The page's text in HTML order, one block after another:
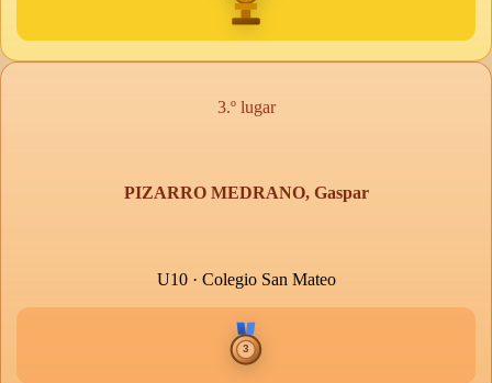
3.º lugar
PIZARRO MEDRANO, Gaspar
U10 · Colegio San Mateo